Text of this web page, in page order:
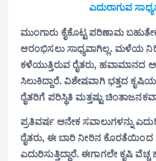
ಎದುರಾಗುವ
ಮುಂಗಾರು ಕೈಕೊಟ್ಟ ಪರಿಣಾಮ
ಆರಂಭಿಸಲು ಸಾಧ್ಯವಾಗಿಲ್ಲ. ಮಳೆಯ
ಕಳೆಯುತ್ತಿರುವ ರೈತರು, ಹವಾಮಾನದ
ಸಿಲುಕಿದ್ದಾರೆ. ವಿಶೇಷವಾಗಿ ಭತ್ತದ
ರೈತರಿಗೆ ಪರಿಸ್ಥಿತಿ ಮತ್ತಷ್ಟು
ಪ್ರತಿವರ್ಷ ಅನೇಕ ಸವಾಲುಗಳನ್ನು
ರೈತರು, ಈ ಬಾರಿ ನೀರಿನ
ಎದುರಿಸುತ್ತಿದ್ದಾರೆ. ಈಗಾಗಲೇ ಕೃಷಿ